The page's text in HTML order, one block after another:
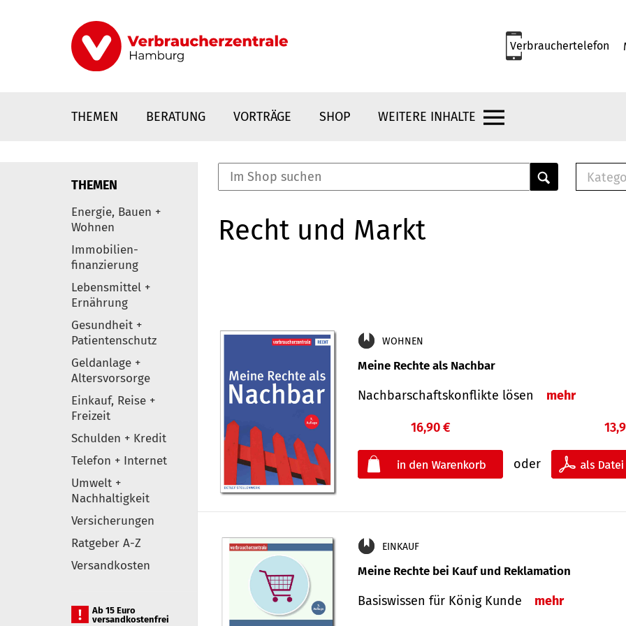
Verbrauchertelefon
THEMEN BERATUNG VORTRÄGE SHOP WEITERE INHALTE
Elemente
THEMEN
Energie, Bauen +
Wohnen
Immobilien-
finanzierung
Lebensmittel +
Ernährung
Gesundheit +
Patientenschutz
Geldanlage +
Altersvorsorge
Einkauf, Reise +
Freizeit
Schulden + Kredit
Telefon + Internet
Umwelt +
Nachhaltigkeit
Versicherungen
Ratgeber A-Z
Versandkosten
Ab 15 Euro
versandkostenfrei
Recht und Markt
WOHNEN
Meine Rechte als Nachbar
Nach­bar­schafts­konflikte lösen mehr
16,90 €
oder
EINKAUF
Meine Rechte bei Kauf und Reklamation
Basiswissen für König Kunde mehr